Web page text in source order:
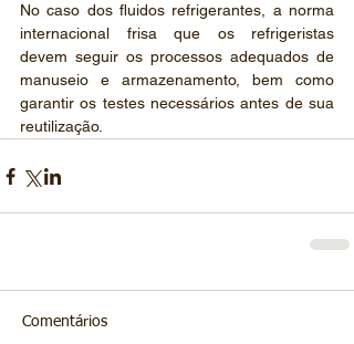
No caso dos fluidos refrigerantes, a norma
internacional frisa que os refrigeristas
devem seguir os processos adequados de
manuseio e armazenamento, bem como
garantir os testes necessários antes de sua
reutilização.
Comentários